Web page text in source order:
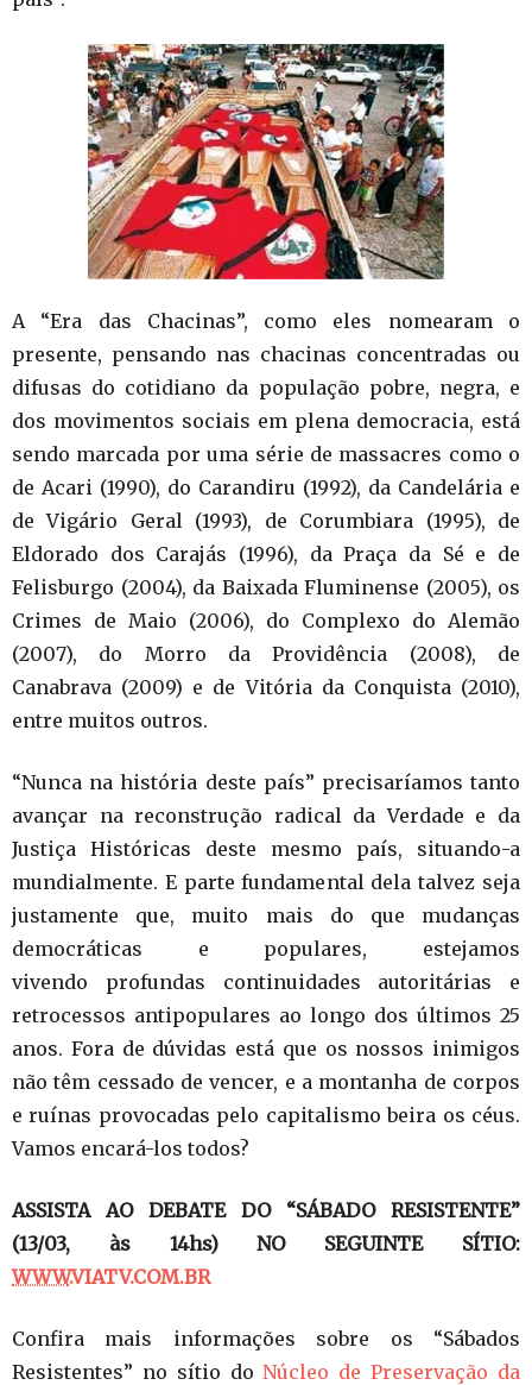
A “Era das Chacinas”, como eles nomearam o
presente, pensando nas chacinas concentradas ou
difusas do cotidiano da população pobre, negra, e
dos movimentos sociais em plena democracia, está
sendo marcada por uma série de massacres como o
de Acari (1990), do Carandiru (1992), da Candelária e
de Vigário Geral (1993), de Corumbiara (1995), de
Eldorado dos Carajás (1996), da Praça da Sé e de
Felisburgo (2004), da Baixada Fluminense (2005), os
Crimes de Maio (2006), do Complexo do Alemão
(2007), do Morro da Providência (2008), de
Canabrava (2009) e de Vitória da Conquista (2010),
entre muitos outros.
“Nunca na história deste país” precisaríamos tanto
avançar na reconstrução radical da Verdade e da
Justiça Históricas deste mesmo país, situando-a
mundialmente. E parte fundamental dela talvez seja
justamente que, muito mais do que mudanças
democráticas e populares, estejamos
vivendo profundas continuidades autoritárias e
retrocessos antipopulares ao longo dos últimos 25
anos. Fora de dúvidas está que os nossos inimigos
não têm cessado de vencer, e a montanha de corpos
e ruínas provocadas pelo capitalismo beira os céus.
Vamos encará-los todos?
ASSISTA AO DEBATE DO “SÁBADO RESISTENTE”
(13/03, às 14hs) NO SEGUINTE SÍTIO:
WWW.VIATV.COM.BR
Confira mais informações sobre os “Sábados
Resistentes” no sítio doNúcleo de Preservação da